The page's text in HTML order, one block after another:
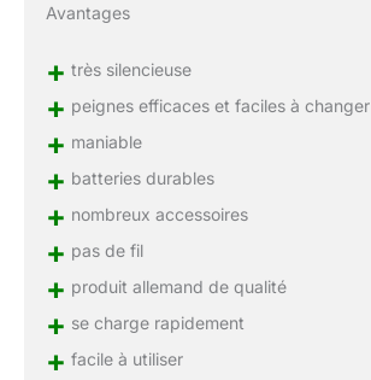
Avantages
+ très silencieuse
+ peignes efficaces et faciles à changer
+ maniable
+ batteries durables
+ nombreux accessoires
+ pas de fil
+ produit allemand de qualité
+ se charge rapidement
+ facile à utiliser